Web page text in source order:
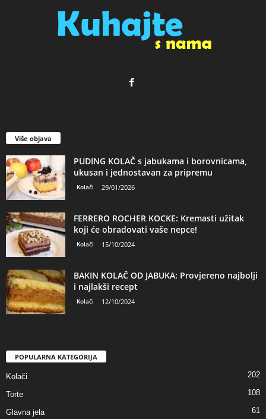
Više objava
PUDING KOLAČ s jabukama i borovnicama,
ukusan i jednostavan za pripremu
Kolači 29/01/2026
FERRERO ROCHER KOCKE: Kremasti užitak
koji će obradovati vaše nepce!
Kolači 15/10/2024
BAKIN KOLAČ OD JABUKA: Provjereno najbolji
i najlakši recept
Kolači 12/10/2024
POPULARNA KATEGORIJA
Kolači 202
Torte 108
Glavna jela 61